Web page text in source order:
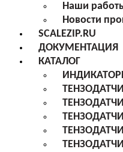
Наши
Новости
SCALEZIP.RU
ДОКУМЕНТАЦИЯ
КАТАЛОГ